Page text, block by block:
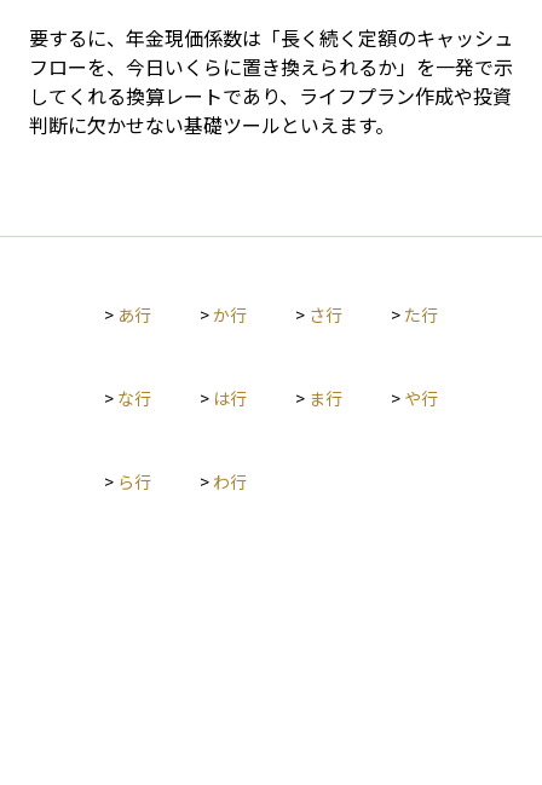
要するに、年金現価係数は「長く続く定額のキャッシュ
フローを、今日いくらに置き換えられるか」を一発で示
してくれる換算レートであり、ライフプラン作成や投資
判断に欠かせない基礎ツールといえます。
> あ行 >か行 > さ行 > た行
> な行 > は行 > ま行 > や行
> ら行 > わ行